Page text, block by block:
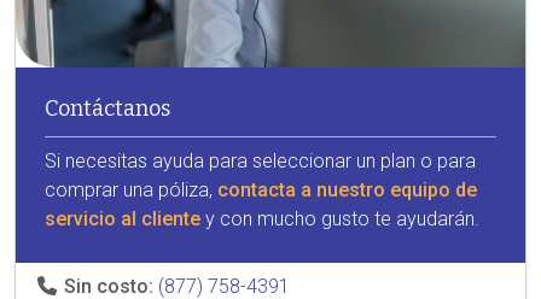
Contáctanos
Si necesitas ayuda para seleccionar un plan o para
comprar una póliza, contacta a nuestro equipo de
servicio al cliente y con mucho gusto te ayudarán.
Sin costo: (877) 758-4391